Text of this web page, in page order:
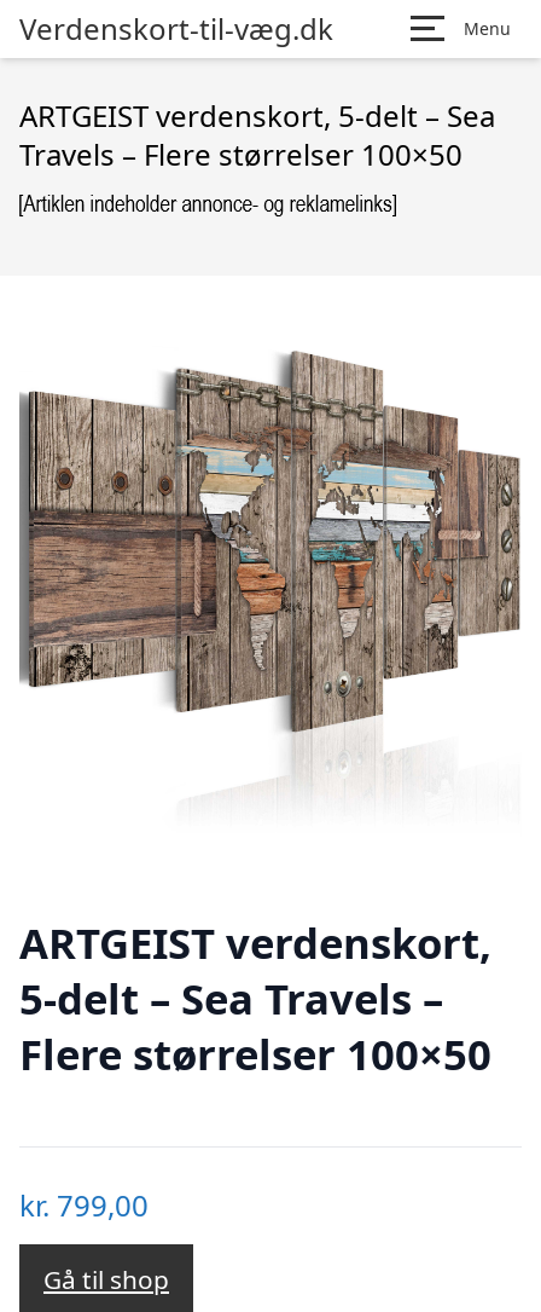
Verdenskort-til-væg.dk Menu
ARTGEIST verdenskort, 5-delt – Sea
Travels – Flere størrelser 100×50
ARTGEIST verdenskort,
5-delt – Sea Travels –
Flere størrelser 100×50
kr. 799,00
Gå til shop